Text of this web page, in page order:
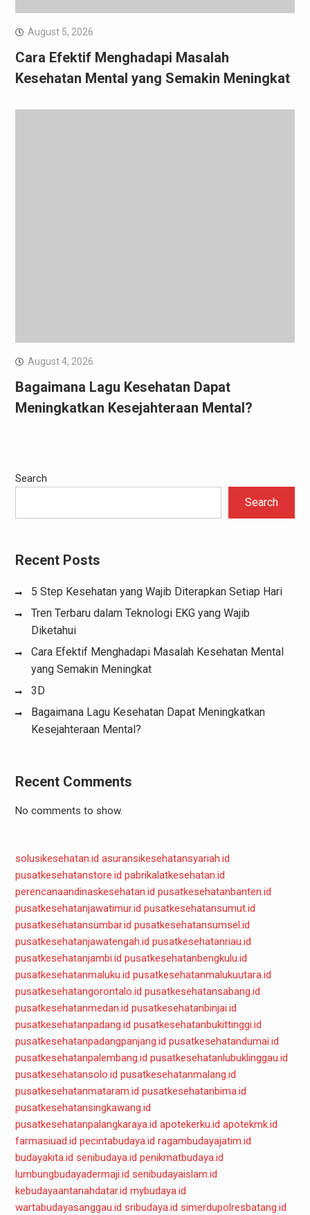
August 5, 2026
Cara Efektif Menghadapi Masalah
Kesehatan Mental yang Semakin Meningkat
August 4, 2026
Bagaimana Lagu Kesehatan Dapat
Meningkatkan Kesejahteraan Mental?
Search
Search
Recent Posts
5 Step Kesehatan yang Wajib Diterapkan Setiap Hari
Tren Terbaru dalam Teknologi EKG yang Wajib
Diketahui
Cara Efektif Menghadapi Masalah Kesehatan Mental
yang Semakin Meningkat
3D
Bagaimana Lagu Kesehatan Dapat Meningkatkan
Kesejahteraan Mental?
Recent Comments
No comments to show.
solusikesehatan.id asuransikesehatansyariah.id
pusatkesehatanstore.id pabrikalatkesehatan.id
perencanaandinaskesehatan.id pusatkesehatanbanten.id
pusatkesehatanjawatimur.id pusatkesehatansumut.id
pusatkesehatansumbar.id pusatkesehatansumsel.id
pusatkesehatanjawatengah.id pusatkesehatanriau.id
pusatkesehatanjambi.id pusatkesehatanbengkulu.id
pusatkesehatanmaluku.id pusatkesehatanmalukuutara.id
pusatkesehatangorontalo.id pusatkesehatansabang.id
pusatkesehatanmedan.id pusatkesehatanbinjai.id
pusatkesehatanpadang.id pusatkesehatanbukittinggi.id
pusatkesehatanpadangpanjang.id pusatkesehatandumai.id
pusatkesehatanpalembang.id pusatkesehatanlubuklinggau.id
pusatkesehatansolo.id pusatkesehatanmalang.id
pusatkesehatanmataram.id pusatkesehatanbima.id
pusatkesehatansingkawang.id
pusatkesehatanpalangkaraya.id apotekerku.id apotekmk.id
farmasiuad.id pecintabudaya.id ragambudayajatim.id
budayakita.id senibudaya.id penikmatbudaya.id
lumbungbudayadermaji.id senibudayaislam.id
kebudayaantanahdatar.id mybudaya.id
wartabudayasanggau.id sribudaya.id simerdupolresbatang.id